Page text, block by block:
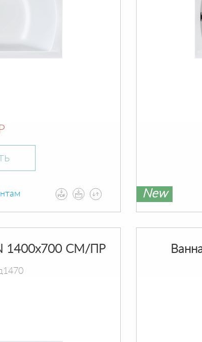
New
1400х700 СМ/ПР